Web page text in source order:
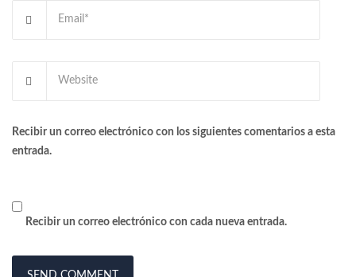
Recibir un correo electrónico con los siguientes comentarios a esta
entrada.
Recibir un correo electrónico con cada nueva entrada.